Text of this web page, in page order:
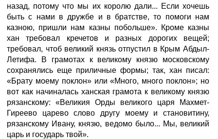
назад, потому что мы их королю дали... Если хочешь
быть с нами в дружбе и в братстве, то помоги нам
казною, пришли нам казны побольше». Кроме казны
хан требовал кречетов и разных дорогих вещей;
требовал, чтоб великий князь отпустил в Крым Абдыл-
Летифа. В грамотах к великому князю московскому
сохранялись еще приличные формы; так, хан писал:
«Брату моему поклон» или «Много, много поклон»; но
вот как начиналась ханская грамота к великому князю
рязанскому: «Великия Орды великого царя Махмет-
Гиреево царево слово другу моему и становитину,
рязанскому Ивану, князю, ведомо было... Мы, великий
царь и государь твой».